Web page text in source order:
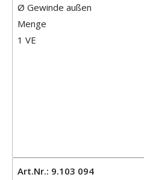
Ø Gewinde außen
Menge
1 VE
Art.Nr.: 9.103 094